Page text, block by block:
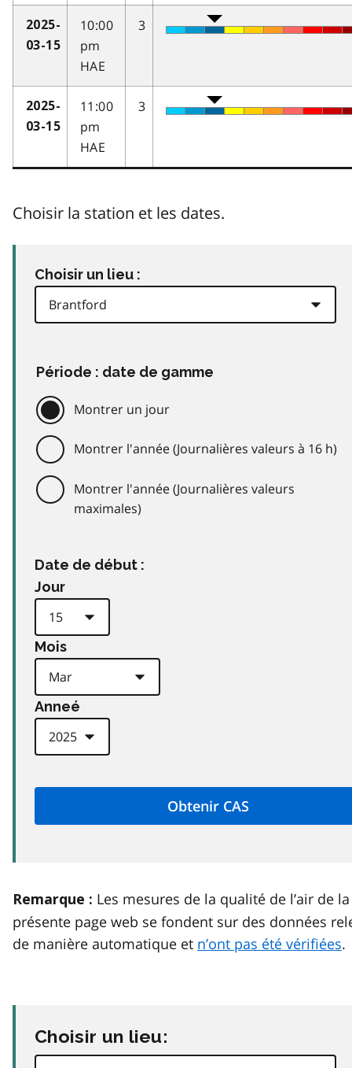
2025-
03-15
10:00
pm
HAE
3
2025-
03-15
11:00
pm
HAE
3
Choisir la station et les dates.
Choisir un lieu :
Période : date de gamme
Montrer un jour
Montrer l'année (Journalières valeurs à 16 h)
Montrer l'année (Journalières valeurs
maximales)
Date de début :
Jour
Mois
Anneé
Remarque : Les mesures de la qualité de l’air de la
présente page web se fondent sur des données
de manière automatique et n’ont pas été vérifiées.
Choisir un lieu: